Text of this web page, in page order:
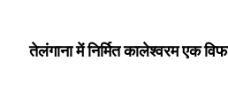
तेलंगाना में निर्मित कालेश्वरम एक